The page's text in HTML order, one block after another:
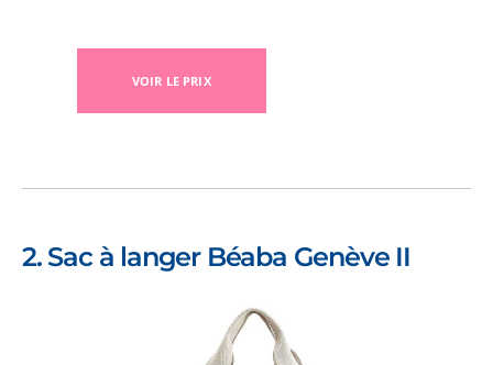
VOIR LE PRIX
2. Sac à langer Béaba Genève II